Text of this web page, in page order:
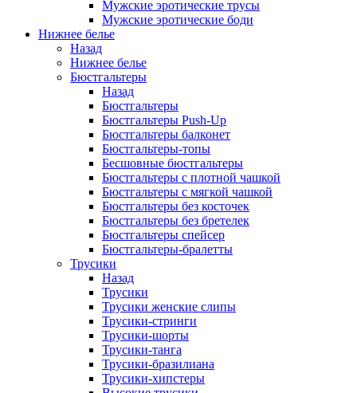
Мужские эротические трусы
Мужские эротические боди
Нижнее белье
Назад
Нижнее белье
Бюстгальтеры
Назад
Бюстгальтеры
Бюстгальтеры Push-Up
Бюстгальтеры балконет
Бюстгальтеры-топы
Бесшовные бюстгальтеры
Бюстгальтеры с плотной чашкой
Бюстгальтеры с мягкой чашкой
Бюстгальтеры без косточек
Бюстгальтеры без бретелек
Бюстгальтеры спейсер
Бюстгальтеры-бралетты
Трусики
Назад
Трусики
Трусики женские слипы
Трусики-стринги
Трусики-шорты
Трусики-танга
Трусики-бразилиана
Трусики-хипстеры